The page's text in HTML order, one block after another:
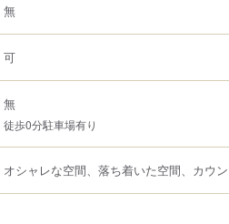
無
可
無
徒歩0分駐車場有り
オシャレな空間、落ち着いた空間、カウ